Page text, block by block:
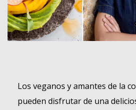
Los veganos y amantes de la
pueden disfrutar de una